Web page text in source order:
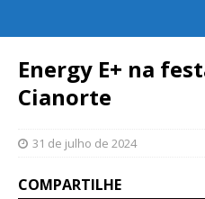
Energy E+ na
Cianorte
31 de julho de 2024
COMPARTILHE